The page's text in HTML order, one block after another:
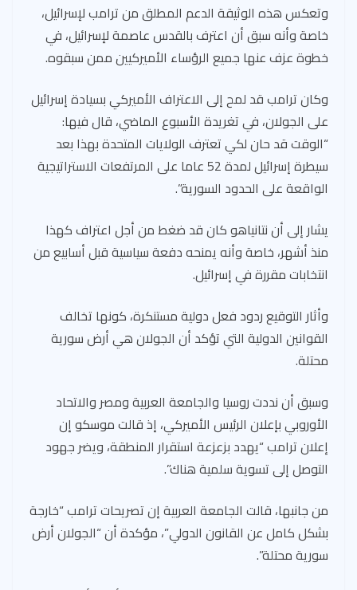
وتعكس هذه الوثيقة الدعم المطلق من ترامب لإسرائيل،
خاصة وأنه سبق أن اعترف بالقدس عاصمة لإسرائيل، في
خطوة عزف عنها جميع الرؤساء الأميركيين ممن سبقوه.
وكان ترامب قد لمح إلى الاعتراف الأميركي بسيادة إسرائيل
على الجولان، في تغريدة الأسبوع الماضي، قال فيها:
“الوقت قد حان لكي تعترف الولايات المتحدة بهذا بعد
سيطرة إسرائيل لمدة 52 عاما على المرتفعات الاستراتيجية
الواقعة على الحدود السورية”.
يشار إلى أن نتانياهو كان قد ضغط من أجل اعتراف كهذا
منذ أشهر، خاصة وأنه يمنحه دفعة سياسية قبل أسابيع من
انتخابات مقررة في إسرائيل.
وأثار التوقيع ردود فعل دولية مستنكرة، كونها تخالف
القوانين الدولية التي تؤكد أن الجولان هي أرض سورية
محتلة.
وسبق أن نددت روسيا والجامعة العربية ومصر والاتحاد
الأوروبي بإعلان الرئيس الأميركي، إذ قالت موسكو إن
إعلان ترامب “يهدد بزعزعة استقرار المنطقة، ويضر جهود
التوصل إلى تسوية سلمية هناك”.
من جانبها، قالت الجامعة العربية إن تصريحات ترامب “خارجة
بشكل كامل عن القانون الدولي”، مؤكدة أن “الجولان أرض
سورية محتلة”.